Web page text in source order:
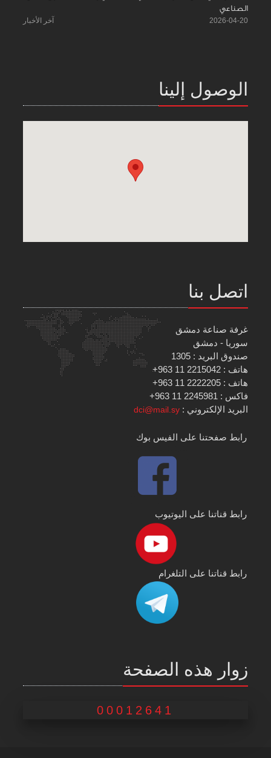
الصناعي
2026-04-20 آخر الأخبار
الوصول إلينا
اتصل بنا
غرفة صناعة دمشق
سوريا - دمشق
صندوق البريد : 1305
هاتف : 2215042 11 963+
هاتف : 2222205 11 963+
فاكس : 2245981 11 963+
البريد الإلكتروني :dci@mail.sy
رابط صفحتنا على الفيس بوك
رابط قناتنا على اليوتيوب
رابط قناتنا على التلغرام
زوار هذه الصفحة
00012641